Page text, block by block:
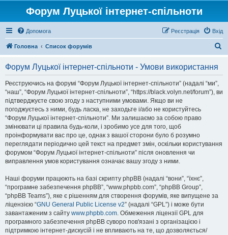
Форум Луцької інтернет-спільноти
Допомога Вхід
Реєстрація
Головна Список форумів
Форум Луцької інтернет-спільноти - Умови використання
Реєструючись на форумі “Форум Луцької інтернет-спільноти” (надалі “ми”,
“наш”, “Форум Луцької інтернет-спільноти”, “https://black.volyn.net/forum”), ви
підтверджуєте свою згоду з наступними умовами. Якщо ви не
погоджуєтесь з ними, будь ласка, не заходьте і/або не користуйтесь
“Форум Луцької інтернет-спільноти”. Ми залишаємо за собою право
змінювати ці правила будь-коли, і зробимо усе для того, щоб
проінформувати вас про це, однак з вашої сторони було б розумно
переглядати періодично цей текст на предмет змін, оскільки користування
форумом “Форум Луцької інтернет-спільноти” після оновлення чи
виправлення умов користування означає вашу згоду з ними.
Наші форуми працюють на базі скрипту phpBB (надалі “вони”, “їхнє”,
“програмне забезпечення phpBB”, “www.phpbb.com”, “phpBB Group”,
“phpBB Teams”), яке є рішенням для створення форумів, яке випущене за
ліцензією “GNU General Public License v2” (надалі “GPL”) і може бути
завантаженим з сайту www.phpbb.com. Обмеження ліцензії GPL для
програмного забезпечення phpBB суворо пов'язані з організацією і
підтримкою інтернет-дискусій і не впливають на те, що дозволяється/